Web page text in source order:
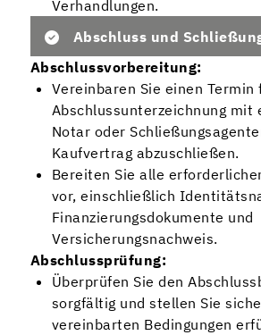
Verhandlungen.
Abschluss und
Abschlussvorbereitung:
Vereinbaren Sie einen Termin
Abschlussunterzeichnung mit
Notar oder
Kaufvertrag abzuschließen.
Bereiten Sie alle
vor, einschließlich
Finanzierungsdokumente und
Versicherungsnachweis.
Abschlussprüfung:
Überprüfen Sie den
sorgfältig und stellen Sie
vereinbarten Bedingungen